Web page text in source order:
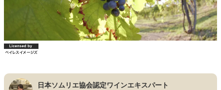
日本ソムリエ協会認定ワインエキスパート